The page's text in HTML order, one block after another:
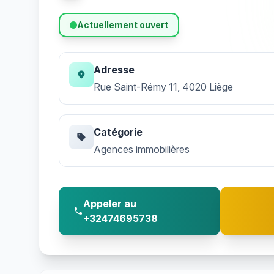
Actuellement ouvert
location_on
Adresse
Rue Saint-Rémy 11, 4020 Liège
sell
Catégorie
Agences immobilières
phone
Appeler au
+32474695738